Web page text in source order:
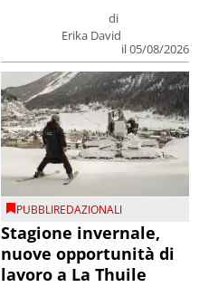
di
Erika David
il 05/08/2026
PUBBLIREDAZIONALI
Stagione invernale,
nuove opportunità di
lavoro a La Thuile